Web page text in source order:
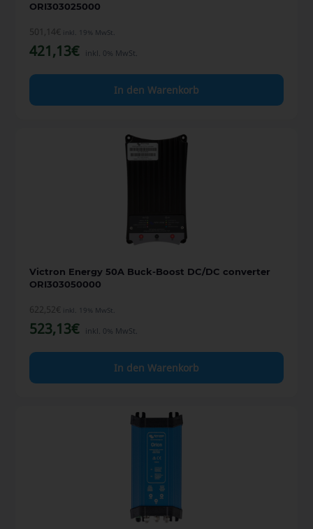
ORI303025000
501,14€ inkl. 19% MwSt.
421,13€ inkl. 0% MwSt.
In den Warenkorb
Victron Energy 50A Buck-Boost DC/DC converter
ORI303050000
622,52€ inkl. 19% MwSt.
523,13€ inkl. 0% MwSt.
In den Warenkorb